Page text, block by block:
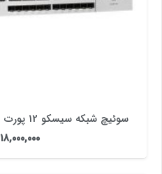
سوئیچ شبکه سیسکو 12 پورت فیبر مدل WS-3850-12S-E
۱۸,۰۰۰,۰۰۰